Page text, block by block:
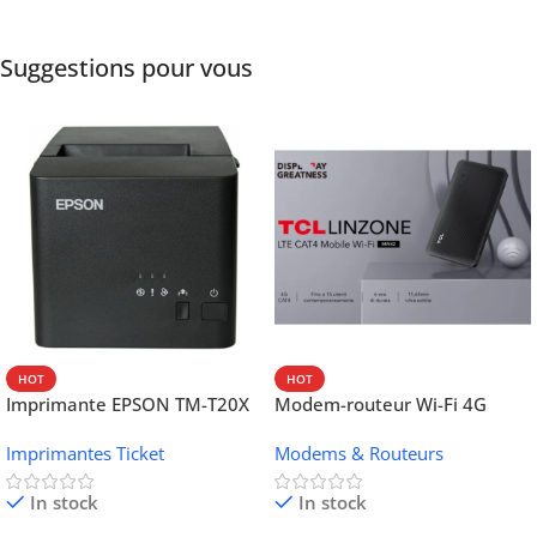
Suggestions pour vous
HOT
Imprimante EPSON TM-T20X
Ethernet
Imprimantes Ticket
In stock
HOT
Modem-routeur Wi-Fi 4G
Modems & Routeurs
In stock